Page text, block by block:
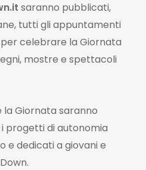
saranno pubblicati,
tutti gli appuntamenti
celebrare la Giornata
mostre e spettacoli
Giornata saranno
progetti di autonomia
e dedicati a giovani e